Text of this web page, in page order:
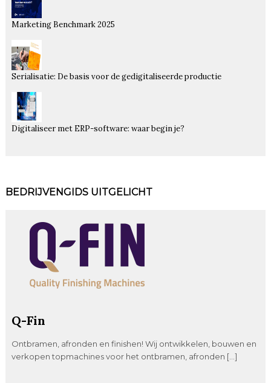
Marketing Benchmark 2025
Serialisatie: De basis voor de gedigitaliseerde productie
Digitaliseer met ERP-software: waar begin je?
BEDRIJVENGIDS UITGELICHT
Q-Fin
Ontbramen, afronden en finishen! Wij ontwikkelen, bouwen en
verkopen topmachines voor het ontbramen, afronden […]